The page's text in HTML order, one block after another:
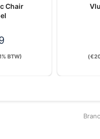
Chair
BTW) (€
next